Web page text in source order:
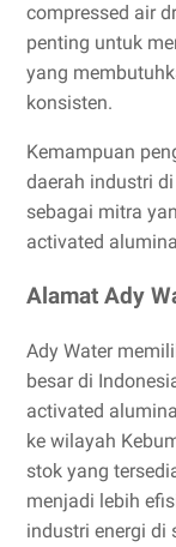
compressed air
penting untuk
yang
konsisten.
Kemampuan
daerah industri
sebagai mitra
activated
Alamat Ady
Ady Water
besar di
activated
ke wilayah
stok yang
menjadi lebih
industri energi di